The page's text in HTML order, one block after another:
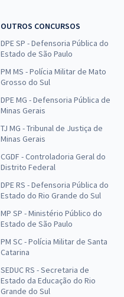
OUTROS CONCURSOS
DPE SP - Defensoria Pública do
Estado de São Paulo
PM MS - Polícia Militar de Mato
Grosso do Sul
DPE MG - Defensoria Pública de
Minas Gerais
TJ MG - Tribunal de Justiça de
Minas Gerais
CGDF - Controladoria Geral do
Distrito Federal
DPE RS - Defensoria Pública do
Estado do Rio Grande do Sul
MP SP - Ministério Público do
Estado de São Paulo
PM SC - Polícia Militar de Santa
Catarina
SEDUC RS - Secretaria de
Estado da Educação do Rio
Grande do Sul